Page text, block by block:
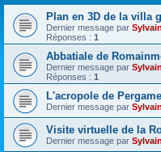
Plan en 3D de la villa
Dernier message par
Réponses : 1
Abbatiale de
Dernier message par
Réponses : 1
L'acropole de
Dernier message par
Visite virtuelle de la
Dernier message par